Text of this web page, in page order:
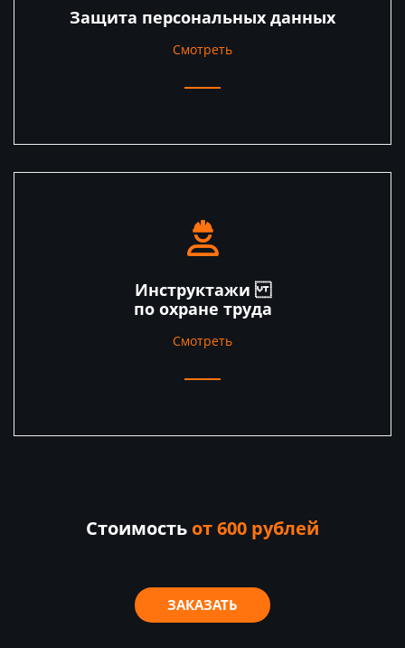
Защита персональных данных
Смотреть
Инструктажи
по охране труда
Смотреть
Стоимость от 600 рублей
ЗАКАЗАТЬ